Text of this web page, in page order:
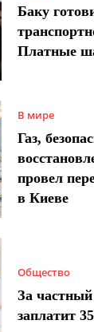
Баку
Платные
В мире
Газ,
провел
в Киеве
Общество
За частный
заплатит